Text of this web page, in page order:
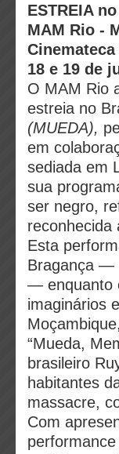
ESTREIA
MAM Rio -
Cinemateca
18 e 19 de
O MAM Rio
estreia no
(MUEDA),
em
sediada em
sua
ser negro,
reconhecida
Esta
Bragança —
— enquanto
imaginários
“Mueda,
brasileiro
habitantes
massacre,
Com